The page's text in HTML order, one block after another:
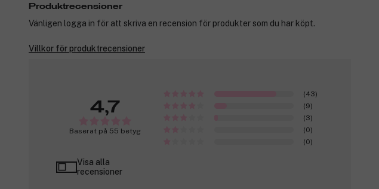
Produktrecensioner
Vänligen logga in för att skriva en recension för produkter som du har köpt.
Villkor för produktrecensioner
4,7
Baserat på 55 betyg
(43)
(9)
(3)
(0)
(0)
Visa alla
recensioner